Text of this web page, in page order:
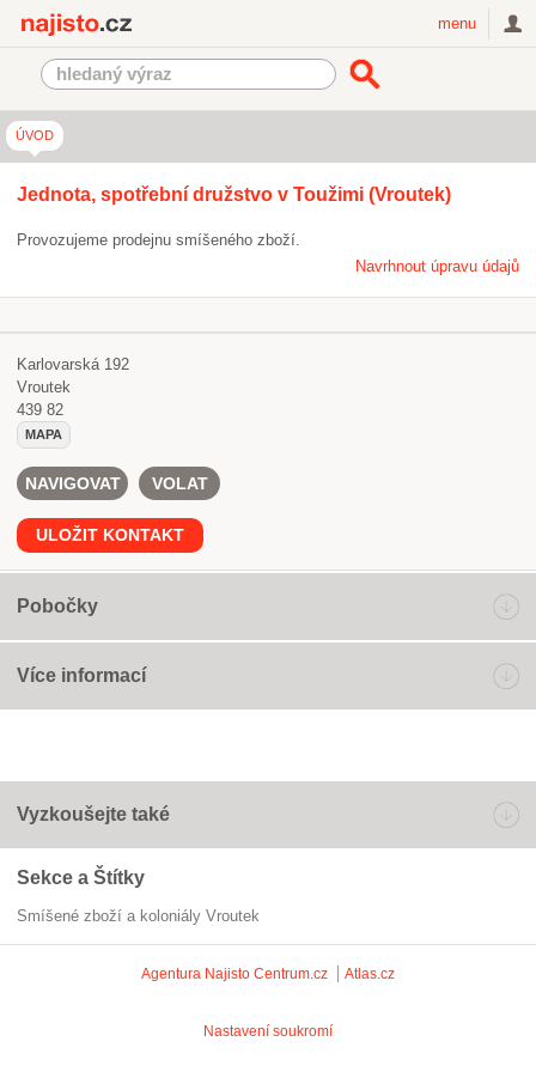
menu
ÚVOD
Jednota, spotřební družstvo v Toužimi (Vroutek)
Provozujeme prodejnu smíšeného zboží.
Navrhnout úpravu údajů
Karlovarská 192
Vroutek
439 82
MAPA
NAVIGOVAT VOLAT
ULOŽIT KONTAKT
Pobočky
Více informací
Vyzkoušejte také
Sekce a Štítky
Smíšené zboží a koloniály Vroutek
Agentura Najisto Centrum.cz Atlas.cz
Nastavení soukromí